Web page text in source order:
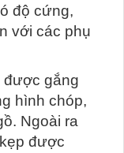
độ cứng,
với các phụ
được gắng
hình chóp,
Ngoài ra
được